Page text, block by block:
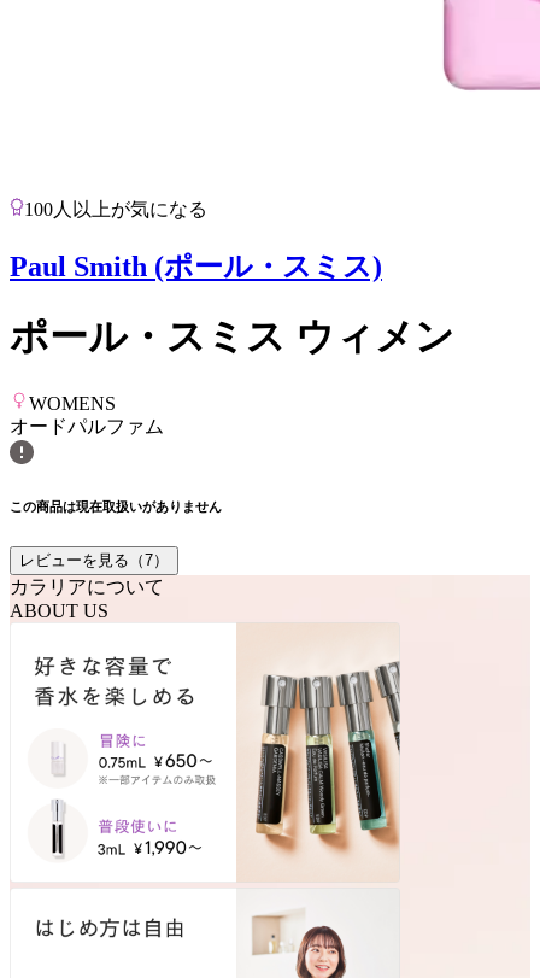
100人以上が気になる
Paul Smith (ポール・スミス)
ポール・スミス ウィメン
WOMENS
オードパルファム
この商品は現在取扱いがありません
レビューを見る（7）
カラリアについて
ABOUT US